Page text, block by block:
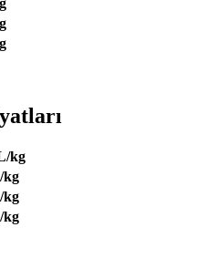
kg
kg
kg
kg